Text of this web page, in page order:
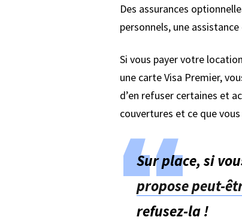
Des assurances
personnels, une
Si vous payer votre
une carte Visa Premier,
d’en refuser certaines et
couvertures et ce que
Sur place, si
propose peut-
refusez-la !